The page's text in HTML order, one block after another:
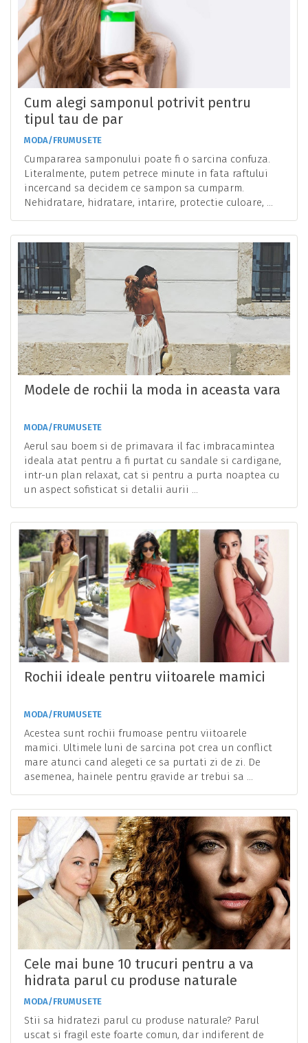
Cum alegi samponul potrivit pentru
tipul tau de par
MODA/FRUMUSETE
Cumpararea samponului poate fi o sarcina confuza.
Literalmente, putem petrece minute in fata raftului
incercand sa decidem ce sampon sa cumparm.
Nehidratare, hidratare, intarire, protectie culoare, ...
Modele de rochii la moda in aceasta vara
MODA/FRUMUSETE
Aerul sau boem si de primavara il fac imbracamintea
ideala atat pentru a fi purtat cu sandale si cardigane,
intr-un plan relaxat, cat si pentru a purta noaptea cu
un aspect sofisticat si detalii aurii ...
Rochii ideale pentru viitoarele mamici
MODA/FRUMUSETE
Acestea sunt rochii frumoase pentru viitoarele
mamici. Ultimele luni de sarcina pot crea un conflict
mare atunci cand alegeti ce sa purtati zi de zi. De
asemenea, hainele pentru gravide ar trebui sa ...
Cele mai bune 10 trucuri pentru a va
hidrata parul cu produse naturale
MODA/FRUMUSETE
Stii sa hidratezi parul cu produse naturale? Parul
uscat si fragil este foarte comun, dar indiferent de